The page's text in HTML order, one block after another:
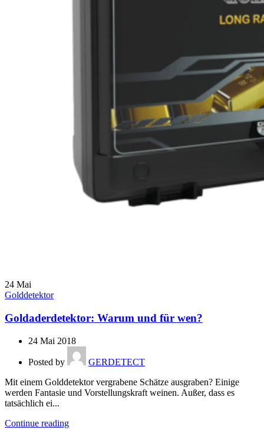
24 Mai
Golddetektor
Goldaderdetektor: Warum und für wen?
24 Mai 2018
Posted by
GERDETECT
Mit einem Golddetektor vergrabene Schätze ausgraben? Einige
werden Fantasie und Vorstellungskraft weinen. Außer, dass es
tatsächlich ei...
Continue reading